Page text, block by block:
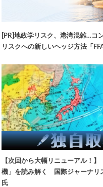
[PR]地政学リスク、港湾混雑…コ
リスクへの新しいヘッジ方法「
【次回から大幅リニューアル！
機」を読み解く 国際ジャーナリ
氏